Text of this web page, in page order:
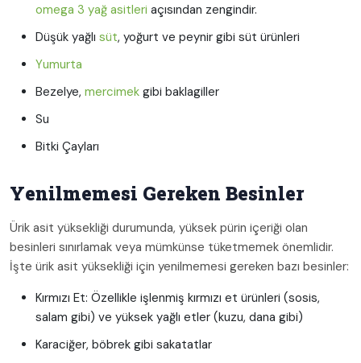
omega 3 yağ asitleri açısından zengindir.
Düşük yağlı süt, yoğurt ve peynir gibi süt ürünleri
Yumurta
Bezelye, mercimek gibi baklagiller
Su
Bitki Çayları
Yenilmemesi Gereken Besinler
Ürik asit yüksekliği durumunda, yüksek pürin içeriği olan
besinleri sınırlamak veya mümkünse tüketmemek önemlidir.
İşte ürik asit yüksekliği için yenilmemesi gereken bazı besinler:
Kırmızı Et: Özellikle işlenmiş kırmızı et ürünleri (sosis,
salam gibi) ve yüksek yağlı etler (kuzu, dana gibi)
Karaciğer, böbrek gibi sakatatlar